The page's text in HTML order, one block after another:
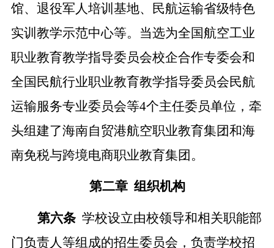
馆、退役军人培训基地、民航运输省级特色
实训教学示范中心等。当选为全国航空工业
职业教育教学指导委员会校企合作专委会和
全国民航行业职业教育教学指导委员会民航
运输服务专业委员会等4个主任委员单位，牵
头组建了海南自贸港航空职业教育集团和海
南免税与跨境电商职业教育集团。
第二章 组织机构
第六条 学校设立由校领导和相关职能部
门负责人等组成的招生委员会，负责学校招